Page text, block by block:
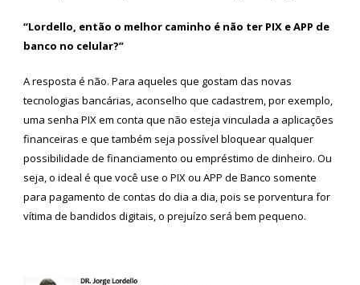
“Lordello, então o melhor caminho é não ter PIX e APP de
banco no celular?”
A resposta é não. Para aqueles que gostam das novas
tecnologias bancárias, aconselho que cadastrem, por exemplo,
uma senha PIX em conta que não esteja vinculada a aplicações
financeiras e que também seja possível bloquear qualquer
possibilidade de financiamento ou empréstimo de dinheiro. Ou
seja, o ideal é que você use o PIX ou APP de Banco somente
para pagamento de contas do dia a dia, pois se porventura for
vítima de bandidos digitais, o prejuízo será bem pequeno.